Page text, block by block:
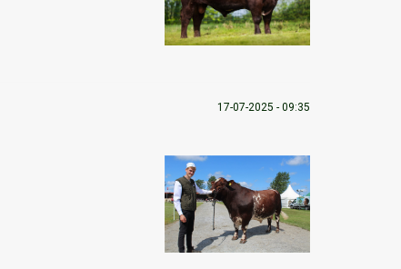
17-07-2025 - 09:35